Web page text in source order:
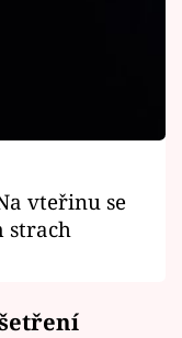
vteřinu se
strach